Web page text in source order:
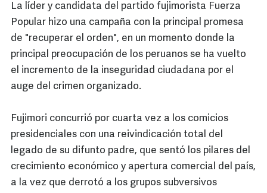
La líder y candidata del partido fujimorista Fuerza
Popular hizo una campaña con la principal promesa
de "recuperar el orden", en un momento donde la
principal preocupación de los peruanos se ha vuelto
el incremento de la inseguridad ciudadana por el
auge del crimen organizado.
Fujimori concurrió por cuarta vez a los comicios
presidenciales con una reivindicación total del
legado de su difunto padre, que sentó los pilares del
crecimiento económico y apertura comercial del país,
a la vez que derrotó a los grupos subversivos